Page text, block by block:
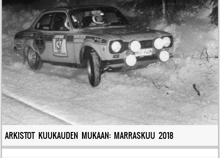
ARKISTOT KUUKAUDEN MUKAAN: MARRASKUU 2018